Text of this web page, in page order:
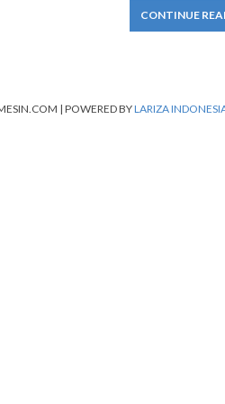
CONTINUE
| POWERED BYLARIZA